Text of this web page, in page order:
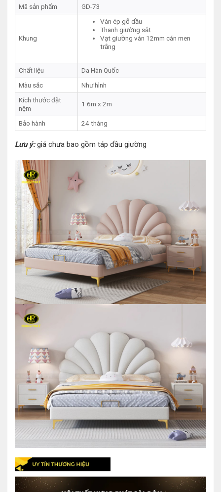
Mã sản phẩm
GD-73
Khung
Ván ép gỗ dầu
Thanh giường sắt
Vạt giường ván 12mm cán men
trắng
Chất liệu
Da Hàn Quốc
Màu sắc
Như hình
Kích thước đặt
nệm
1.6m x 2m
Bảo hành 24 tháng
Lưu ý:giá chưa bao gồm táp đầu giường